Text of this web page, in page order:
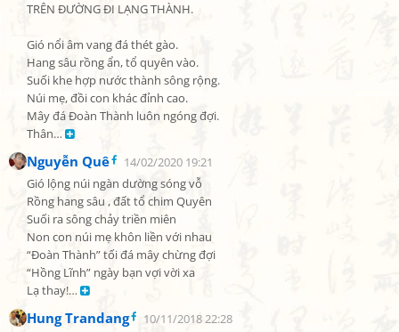
TRÊN ĐƯỜNG ĐI LẠNG THÀNH.
Gió nổi âm vang đá thét gào.
Hang sâu rồng ẩn, tổ quyên vào.
Suối khe hợp nước thành sông rộng.
Núi mẹ, đồi con khác đỉnh cao.
Mây đá Đoàn Thành luôn ngóng đợi.
Thân…
Nguyễn Quê
14/02/2020 19:21
Gió lộng núi ngàn dường sóng vỗ
Rồng hang sâu , đất tổ chim Quyên
Suối ra sông chảy triền miên
Non con núi mẹ khôn liền với nhau
“Đoàn Thành” tối đá mây chừng đợi
“Hồng Lĩnh” ngày bạn vợi vời xa
Lạ thay!…
Hung Trandang
10/11/2018 22:28